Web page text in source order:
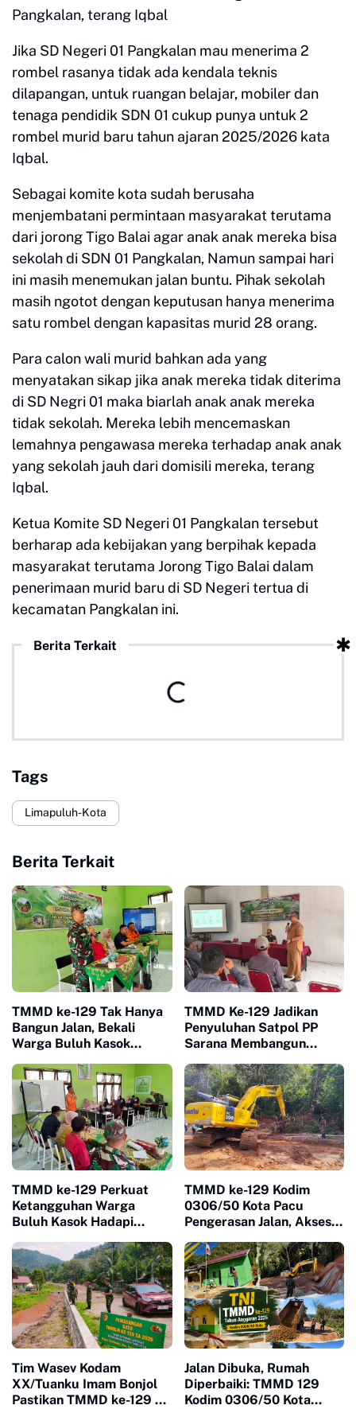
Pangkalan, terang Iqbal
Jika SD Negeri 01 Pangkalan mau menerima 2
rombel rasanya tidak ada kendala teknis
dilapangan, untuk ruangan belajar, mobiler dan
tenaga pendidik SDN 01 cukup punya untuk 2
rombel murid baru tahun ajaran 2025/2026 kata
Iqbal.
Sebagai komite kota sudah berusaha
menjembatani permintaan masyarakat terutama
dari jorong Tigo Balai agar anak anak mereka bisa
sekolah di SDN 01 Pangkalan, Namun sampai hari
ini masih menemukan jalan buntu. Pihak sekolah
masih ngotot dengan keputusan hanya menerima
satu rombel dengan kapasitas murid 28 orang.
Para calon wali murid bahkan ada yang
menyatakan sikap jika anak mereka tidak diterima
di SD Negri 01 maka biarlah anak anak mereka
tidak sekolah. Mereka lebih mencemaskan
lemahnya pengawasa mereka terhadap anak anak
yang sekolah jauh dari domisili mereka, terang
Iqbal.
Ketua Komite SD Negeri 01 Pangkalan tersebut
berharap ada kebijakan yang berpihak kepada
masyarakat terutama Jorong Tigo Balai dalam
penerimaan murid baru di SD Negeri tertua di
kecamatan Pangkalan ini.
Berita Terkait
Tags
Limapuluh-Kota
Berita Terkait
TMMD ke-129 Tak Hanya
Bangun Jalan, Bekali
Warga Buluh Kasok
Bencana
TMMD Ke-129 Jadikan
Penyuluhan Satpol PP
Sarana Membangun
Ketertiban
TMMD ke-129 Perkuat
Ketangguhan Warga
Buluh Kasok Hadapi
TMMD ke-129 Kodim
0306/50 Kota Pacu
Pengerasan Jalan, Akses
Mendekati Tuntas
Tim Wasev Kodam
XX/Tuanku Imam Bonjol
Pastikan TMMD ke-129 di
Jalan Dibuka, Rumah
Diperbaiki: TMMD 129
Kodim 0306/50 Kota